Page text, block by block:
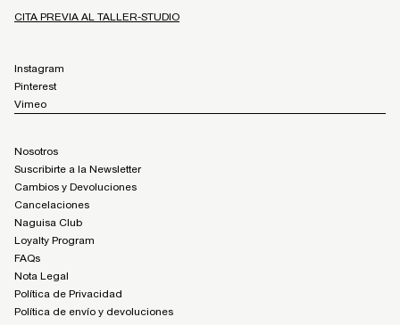
CITA PREVIA AL TALLER-STUDIO
Instagram
Pinterest
Vimeo
Nosotros
Suscribirte a la Newsletter
Cambios y Devoluciones
Cancelaciones
Naguisa Club
Loyalty Program
FAQs
Nota Legal
Política de Privacidad
Política de envío y devoluciones